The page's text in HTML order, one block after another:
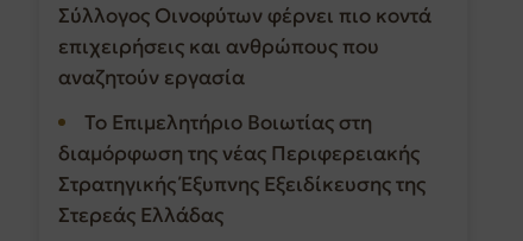
Σύλλογος Οινοφύτων φέρνει πιο κοντά
επιχειρήσεις και ανθρώπους που
αναζητούν εργασία
Το Επιμελητήριο Βοιωτίας στη
διαμόρφωση της νέας Περιφερειακής
Στρατηγικής Έξυπνης Εξειδίκευσης της
Στερεάς Ελλάδας